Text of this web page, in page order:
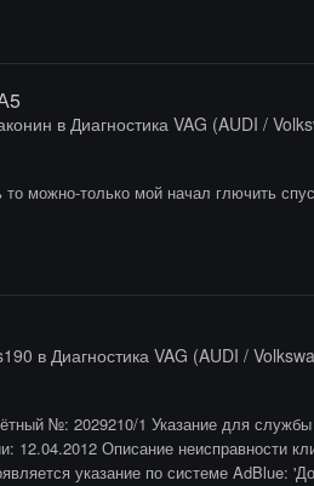
в Диагностика VAG (AUDI /
можно-только мой начал глючить
в Диагностика VAG (AUDI /
№: 2029210/1 Указание для
12.04.2012 Описание неисправности
указание по системе AdBlue: